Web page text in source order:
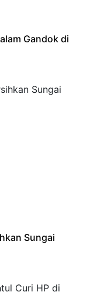
Gandok di
Sungai